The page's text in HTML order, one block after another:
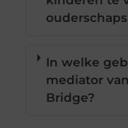
In welke
mediator
Bridge?